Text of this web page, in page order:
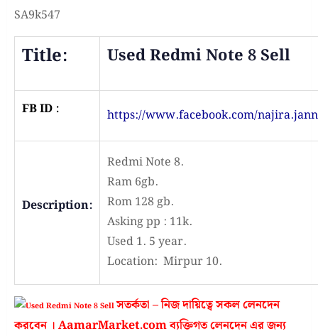
SA9k547
Title: Used Redmi Note 8 Sell
FB ID : https://www.facebook.com/
Description:
Redmi Note 8.
Ram 6gb.
Rom 128 gb.
Asking pp : 11k.
Used 1. 5 year.
Location: Mirpur 10.
সতর্কতা – নিজ দায়িত্বে সকল লেনদেন
করবেন । AamarMarket.com ব্যক্তিগত লেনদেন এর জন্য